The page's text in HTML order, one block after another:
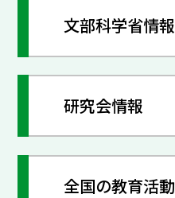
文部科学省情報
研究会情報
全国の教育活動